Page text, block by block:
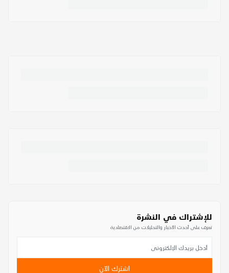
للإشتراك في النشرة
تعرف على أحدث الأخبار والتحليلات من الاقتصادية
اشترك الآن